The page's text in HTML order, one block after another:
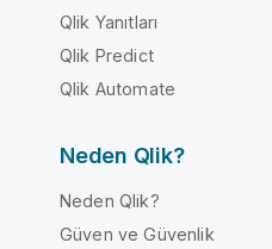
Qlik Yanıtları
Qlik Predict
Qlik Automate
Neden Qlik?
Neden Qlik?
Güven ve Güvenlik